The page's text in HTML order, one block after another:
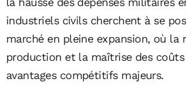
industriels civils cherchent à se
marché en pleine expansion, où la
production et la maîtrise des
avantages compétitifs majeurs.